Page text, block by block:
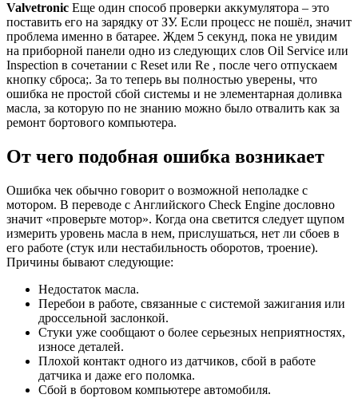
Valvetronic Еще один способ проверки аккумулятора – это
поставить его на зарядку от ЗУ. Если процесс не пошёл, значит
проблема именно в батарее. Ждем 5 секунд, пока не увидим
на приборной панели одно из следующих слов Oil Service или
Inspection в сочетании с Reset или Re , после чего отпускаем
кнопку сброса;. За то теперь вы полностью уверены, что
ошибка не простой сбой системы и не элементарная доливка
масла, за которую по не знанию можно было отвалить как за
ремонт бортового компьютера.
От чего подобная ошибка возникает
Ошибка чек обычно говорит о возможной неполадке с
мотором. В переводе с Английского Check Engine дословно
значит «проверьте мотор». Когда она светится следует щупом
измерить уровень масла в нем, прислушаться, нет ли сбоев в
его работе (стук или нестабильность оборотов, троение).
Причины бывают следующие:
Недостаток масла.
Перебои в работе, связанные с системой зажигания или
дроссельной заслонкой.
Стуки уже сообщают о более серьезных неприятностях,
износе деталей.
Плохой контакт одного из датчиков, сбой в работе
датчика и даже его поломка.
Сбой в бортовом компьютере автомобиля.